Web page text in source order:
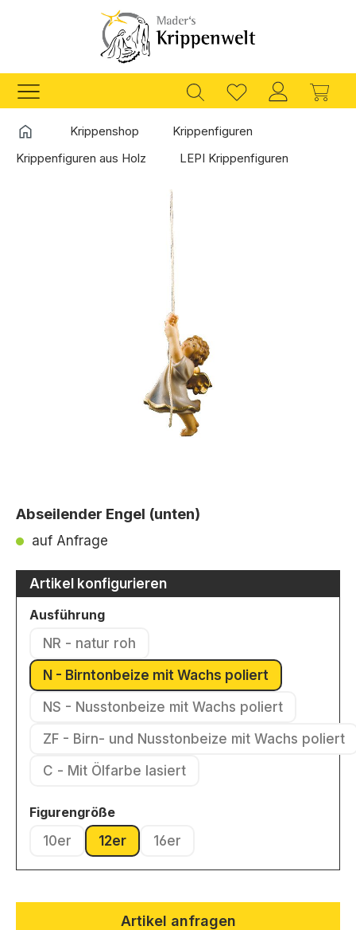
Zum Hauptinhalt springen
StartseiteKrippenshop
Krippenfiguren
Krippenfiguren aus Holz
LEPI Krippenfiguren
Bildergalerie überspringen
Abseilender Engel (unten)
auf Anfrage
Artikel konfigurieren
Ausführungauswählen
NR - natur roh
(Diese Option ist zurzeit nicht verfügbar.)
N - Birntonbeize mit Wachs poliert
(Diese Option ist zurzeit nicht
NS - Nusstonbeize mit Wachs poliert
(Diese Option ist zurzeit nicht
ZF - Birn- und Nusstonbeize mit Wachs poliert
(Diese Option ist zurzeit
C - Mit Ölfarbe lasiert
(Diese Option ist zurzeit nicht verfügbar.)
Figurengrößeauswählen
10er
(Diese Option ist zurzeit nicht verfügbar.)
12er
(Diese Option ist zurzeit nicht verfügbar.)
16er
(Diese Option ist zurzeit nicht
Artikel anfragen